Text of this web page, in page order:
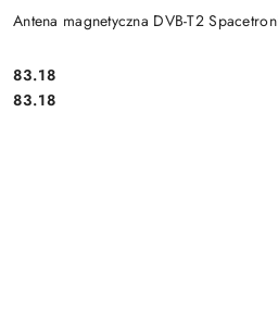
Antena magnetyczna DVB-T2
Cena:
83.18
Cena:
83.18